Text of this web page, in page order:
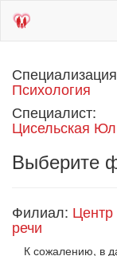
Психология
Специалист:
Цисельская
Выберите
Филиал: Центр
речи
К сожалению, в